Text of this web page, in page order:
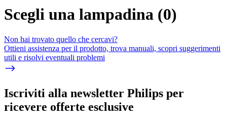
Scegli una lampadina (0)
Non hai trovato quello che cercavi?
Ottieni assistenza per il prodotto, trova manuali, scopri suggerimenti
utili e risolvi eventuali problemi
Iscriviti alla newsletter Philips per
ricevere offerte esclusive